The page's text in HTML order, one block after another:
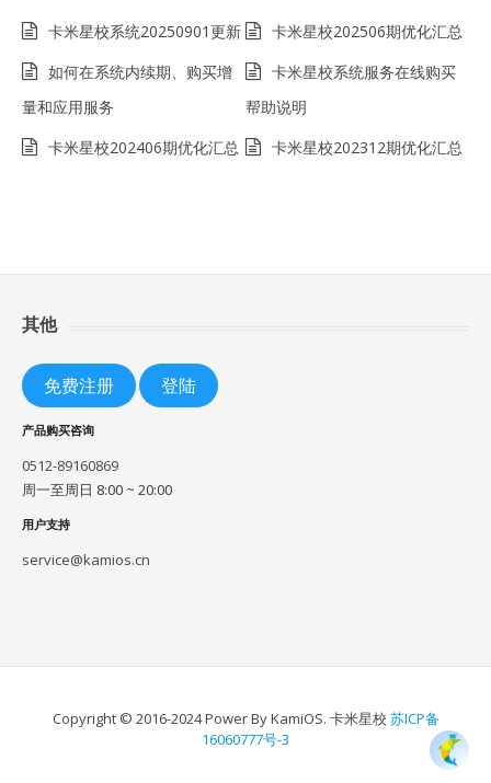
卡米星校系统20250901更新
卡米星校202506期优化汇总
如何在系统内续期、购买增
量和应用服务
卡米星校系统服务在线购买
帮助说明
卡米星校202406期优化汇总
卡米星校202312期优化汇总
其他
免费注册 登陆
产品购买咨询
0512-89160869
周一至周日 8:00 ~ 20:00
用户支持
service@kamios.cn
Copyright © 2016-2024 Power By KamiOS. 卡米星校 苏ICP备
16060777号-3